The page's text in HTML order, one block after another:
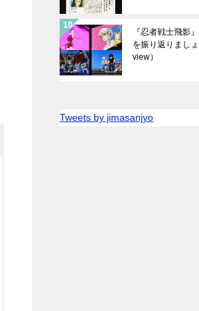
『忍者戦士飛影
を振り返りましょ
view）
Tweets by jimasanjyo